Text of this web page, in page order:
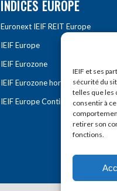
IEIF et ses
sécurité du
telles que les
consentir à
retirer son
fonctions.
INDICES EUROPE
Euronext IEIF REIT Europe
IEIF Europe
IEIF Eurozone
IEIF Eurozone hors France
IEIF Europe Continentale